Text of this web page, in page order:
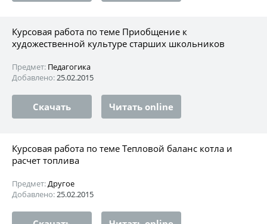
Курсовая работа по теме Приобщение к
художественной культуре старших школьников
Предмет: Педагогика
Добавлено:25.02.2015
Скачать Читать online
Курсовая работа по теме Тепловой баланс котла и
расчет топлива
Предмет:Другое
Добавлено:25.02.2015